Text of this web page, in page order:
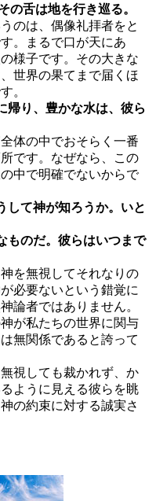
舌は地を行き巡る。
のは、偶像礼拝者をと
。まるで口が天にあ
様子です。その大きな
世界の果てまで届くほ
。
帰り、豊かな水は、彼ら
体の中でおそらく一番
です。なぜなら、この
中で明確でないからで
して神が知ろうか。いと
ものだ。彼らはいつまで
を無視してそれなりの
必要ないという錯覚に
論者ではありません。
が私たちの世界に関与
無関係であると誇って
視しても裁かれず、か
ように見える彼らを眺
の約束に対する誠実さ